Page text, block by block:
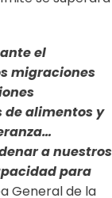
el
migraciones
de alimentos y
a nuestros
para
General de la